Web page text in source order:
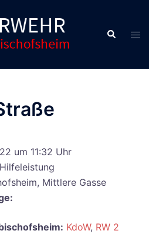
Suche
um 11:32 Uhr
Mittlere Gasse
KdoW, RW 2